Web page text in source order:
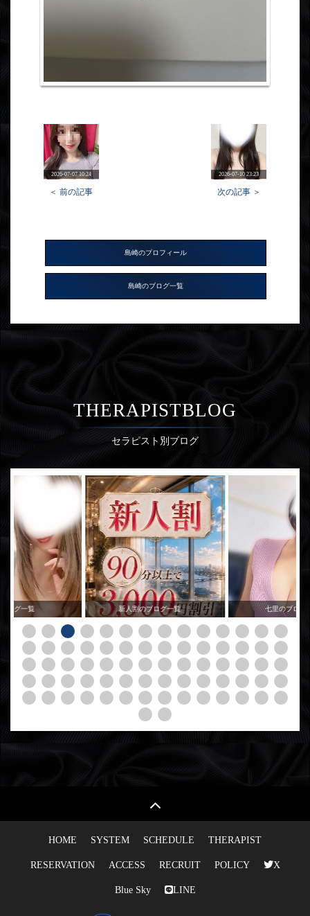
2026-07-07 10:24
＜ 前の記事
2026-07-10 23:23
次の記事 ＞
島崎のプロフィール
島崎のブログ一覧
THERAPISTBLOG
セラピスト別ブログ
ログ一覧 新人割のブログ一覧 七里のブログ
HOME SYSTEM SCHEDULE THERAPIST
RESERVATION ACCESS RECRUIT POLICY X
Blue Sky LINE